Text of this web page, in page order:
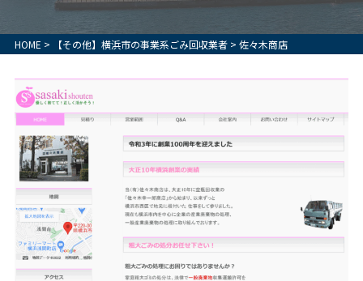
HOME > 【その他】横浜市の事業系ごみ回収業者> 佐々木商店